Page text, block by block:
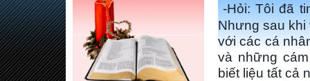
-Hỏi: Tôi đã
Nhưng sau khi
với các cá
và những
biết liệu tất cả